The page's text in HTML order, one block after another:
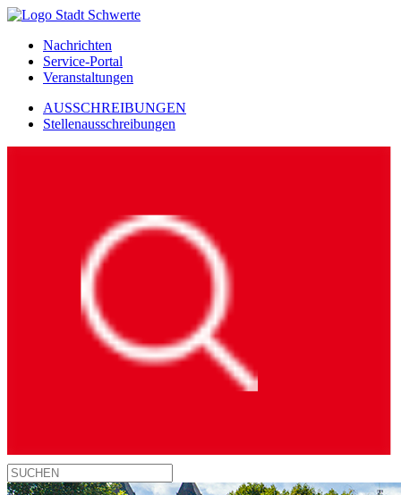
Nachrichten
Service-Portal
Veranstaltungen
AUSSCHREIBUNGEN
Stellenausschreibungen